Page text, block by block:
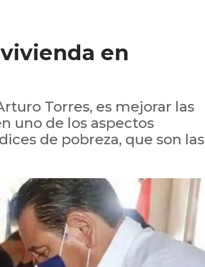
en
Torres, es mejorar las
uno de los aspectos
de pobreza, que son las